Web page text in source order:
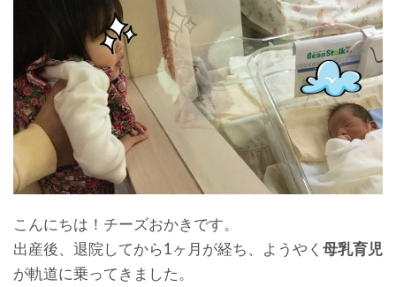
こんにちは！チーズおかきです。
出産後、退院してから1ヶ月が経ち、ようやく 母乳育児
が軌道に乗ってきました。